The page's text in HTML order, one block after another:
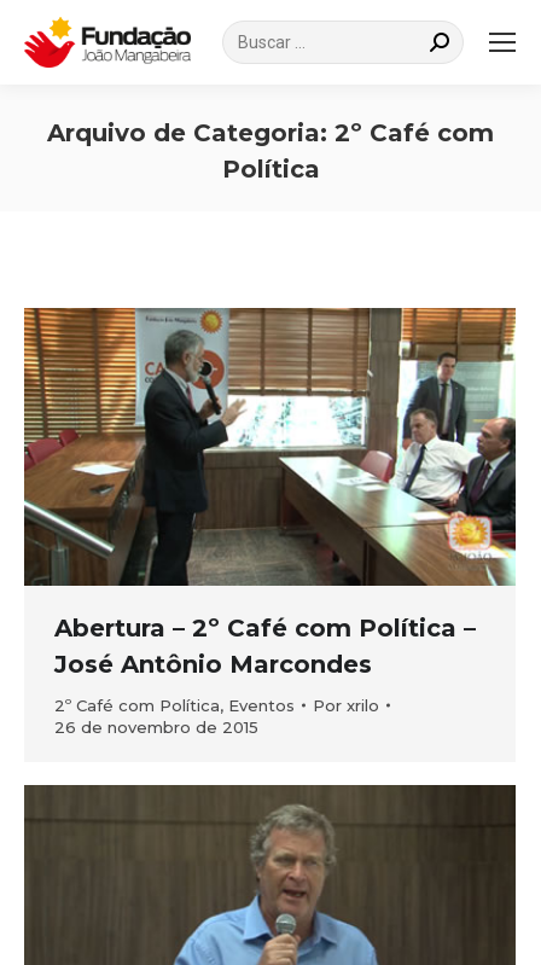
Search:
Arquivo de Categoria: 2º Café com
Política
Abertura – 2º Café com Política –
José Antônio Marcondes
2º Café com Política, Eventos Por xrilo
26 de novembro de 2015